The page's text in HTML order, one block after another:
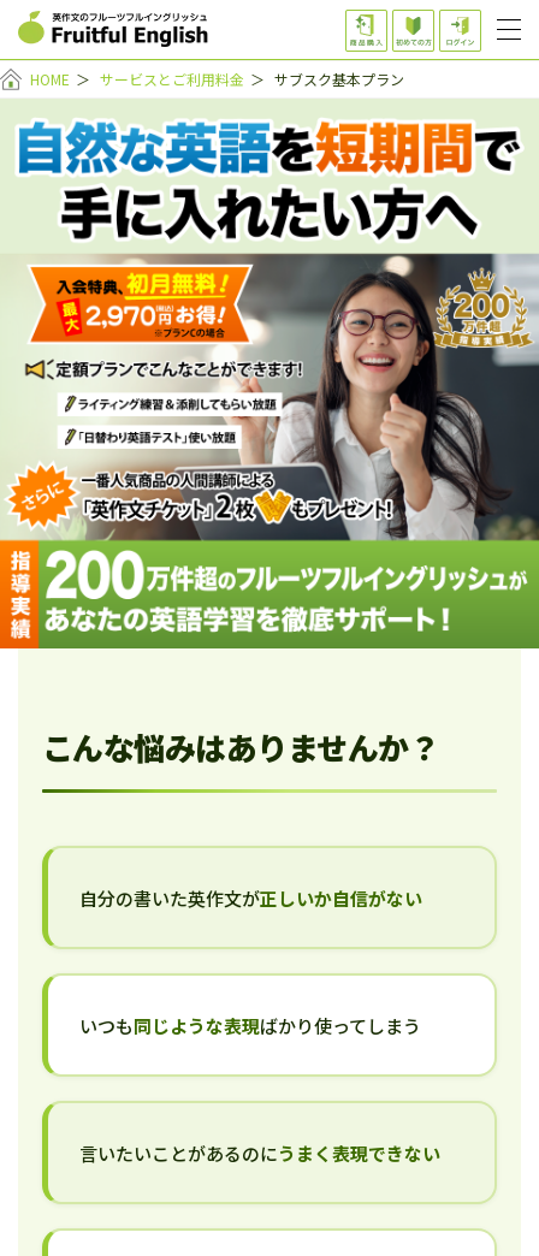
HOME ＞ サービスとご利用料金 ＞ サブスク基本プラン
こんな悩みはありませんか？
自分の書いた英作文が正しいか自信がない
いつも同じような表現ばかり使ってしまう
言いたいことがあるのにうまく表現できない